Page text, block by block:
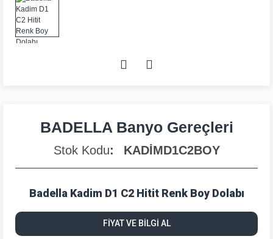
BADELLA Banyo Gereçleri
Stok Kodu KADİMD1C2BOY
Badella Kadim D1 C2 Hitit Renk Boy Dolabı
FİYAT VE BİLGİ AL